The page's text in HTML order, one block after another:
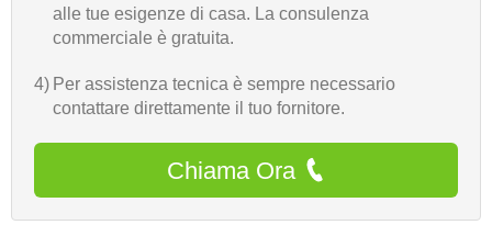
alle tue esigenze di casa. La consulenza
commerciale è gratuita.
4) Per assistenza tecnica è sempre necessario
contattare direttamente il tuo fornitore.
Chiama Ora